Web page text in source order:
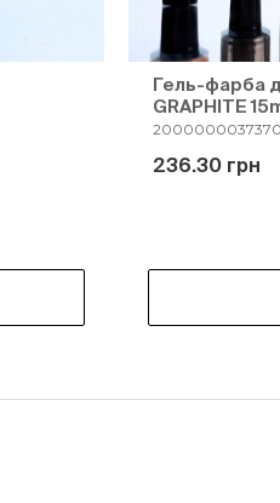
Гель-фарба
GRAPHITE
2000000037370
236.30 грн